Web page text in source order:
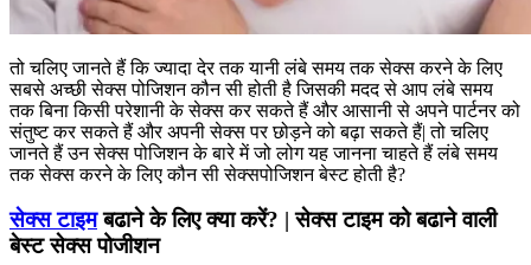
तो चलिए जानते हैं कि ज्यादा देर तक यानी लंबे समय तक सेक्स करने के लिए
सबसे अच्छी सेक्स पोजिशन कौन सी होती है जिसकी मदद से आप लंबे समय
तक बिना किसी परेशानी के सेक्स कर सकते हैं और आसानी से अपने पार्टनर को
संतुष्ट कर सकते हैं और अपनी सेक्स पर छोड़ने को बढ़ा सकते हैं| तो चलिए
जानते हैं उन सेक्स पोजिशन के बारे में जो लोग यह जानना चाहते हैं लंबे समय
तक सेक्स करने के लिए कौन सी सेक्सपोजिशन बेस्ट होती है?
सेक्स टाइमबढाने के लिए क्या करें? | सेक्स टाइम को बढाने वाली
बेस्ट सेक्स पोजीशन